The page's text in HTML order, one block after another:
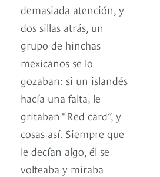
demasiada atención, y
dos sillas atrás, un
grupo de hinchas
mexicanos se lo
gozaban: si un islandés
hacía una falta, le
gritaban “Red card”, y
cosas así. Siempre que
le decían algo, él se
volteaba y miraba